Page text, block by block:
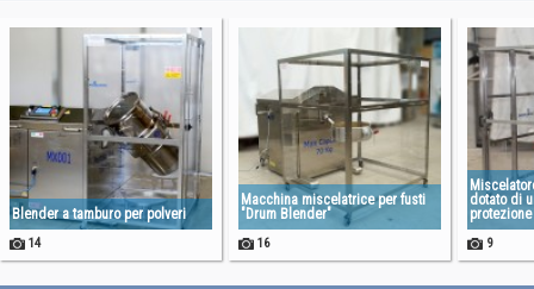
Blender a tamburo per polveri
14
Macchina miscelatrice per fusti
"Drum Blender"
16
dotato di
protezione
9